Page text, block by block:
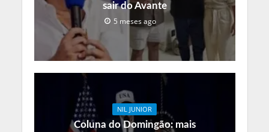
sair do Avante
5 meses ago
NIL JUNIOR
Coluna do Domingão: mais